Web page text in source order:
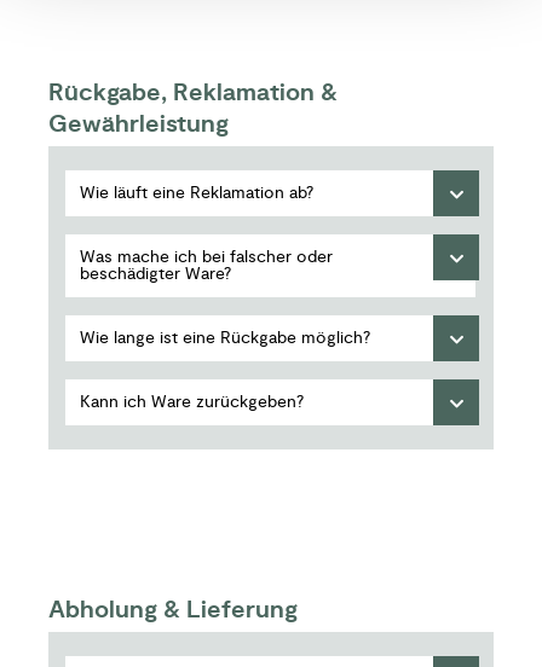
Rückgabe, Reklamation &
Gewährleistung
Wie läuft eine Reklamation ab?
Was mache ich bei falscher oder
beschädigter Ware?
Wie lange ist eine Rückgabe möglich?
Kann ich Ware zurückgeben?
Abholung & Lieferung